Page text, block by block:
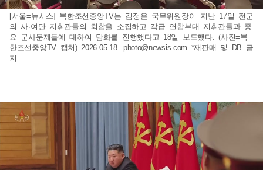
[서울=뉴시스] 북한조선중앙TV는 김정은 국무위원장이 지난 17일 전군
의 사·여단 지휘관들의 회합을 소집하고 각급 연합부대 지휘관들과 중
요 군사문제들에 대하여 담화를 진행했다고 18일 보도했다. (사진=북
한조선중앙TV 캡처) 2026.05.18. photo@newsis.com *재판매 및 DB 금
지